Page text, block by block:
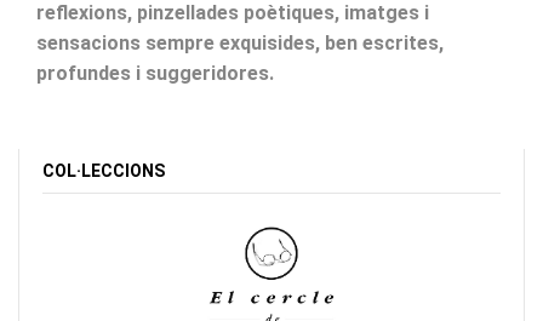
reflexions, pinzellades poètiques, imatges i
sensacions sempre exquisides, ben escrites,
profundes i suggeridores.
COL·LECCIONS